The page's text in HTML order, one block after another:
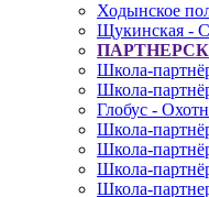
Ходынское
Щукинская -
Школа-
Школа-
Глобус -
Школа-
Школа-
Школа-
Школа-